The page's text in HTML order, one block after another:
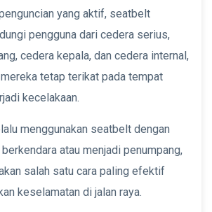
yang aktif, seatbelt
pengguna dari cedera serius,
cedera kepala, dan cedera internal,
tetap terikat pada tempat
kecelakaan.
menggunakan seatbelt dengan
atau menjadi penumpang,
salah satu cara paling efektif
keselamatan di jalan raya.